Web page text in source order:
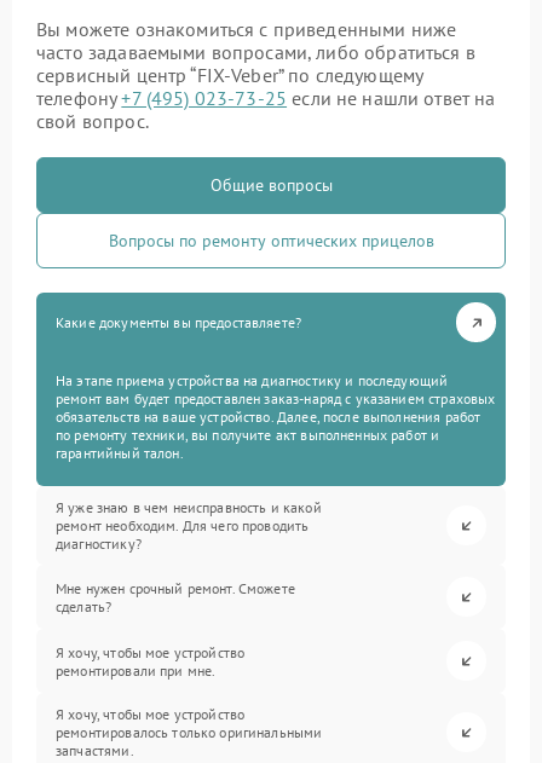
Вы можете ознакомиться с приведенными ниже
часто задаваемыми вопросами, либо обратиться в
сервисный центр “FIX-Veber” по следующему
телефону+7 (495) 023-73-25 если не нашли ответ на
свой вопрос.
Общие вопросы
Вопросы по ремонту оптических прицелов
Какие документы вы предоставляете?
На этапе приема устройства на диагностику и последующий
ремонт вам будет предоставлен заказ-наряд с указанием страховых
обязательств на ваше устройство. Далее, после выполнения работ
по ремонту техники, вы получите акт выполненных работ и
гарантийный талон.
Я уже знаю в чем неисправность и какой
ремонт необходим. Для чего проводить
диагностику?
Мне нужен срочный ремонт. Сможете
сделать?
Я хочу, чтобы мое устройство
ремонтировали при мне.
Я хочу, чтобы мое устройство
ремонтировалось только оригинальными
запчастями.